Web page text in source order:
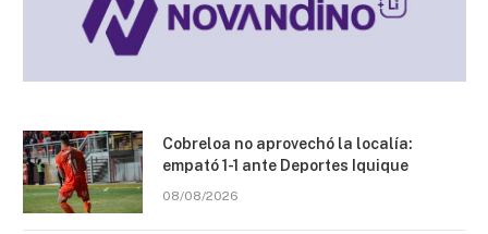
Cobreloa no aprovechó la localía:
empató 1-1 ante Deportes Iquique
08/08/2026